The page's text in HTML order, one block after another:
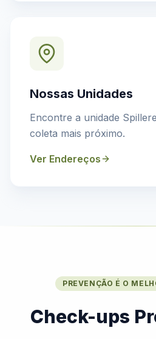
Nossas Unidades
Encontre a unidade
coleta mais próximo.
Ver Endereços
PREVENÇÃO É O
Check-ups